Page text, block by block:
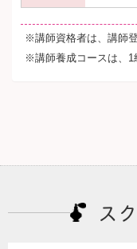
※講師資格者は、講師
※講師養成コースは、1
ス